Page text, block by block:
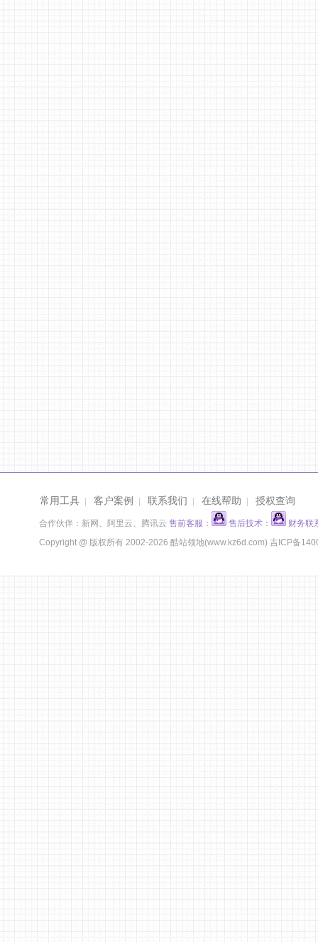
常用工具 | 客户案例 | 联系我们 | 在线帮助 | 授权查询
合作伙伴：新网、阿里云、腾讯云 售前客服： 售后技术：
财务联
Copyright @ 版权所有 2002-2026 酷站领地(www.kz6d.com) 吉ICP备